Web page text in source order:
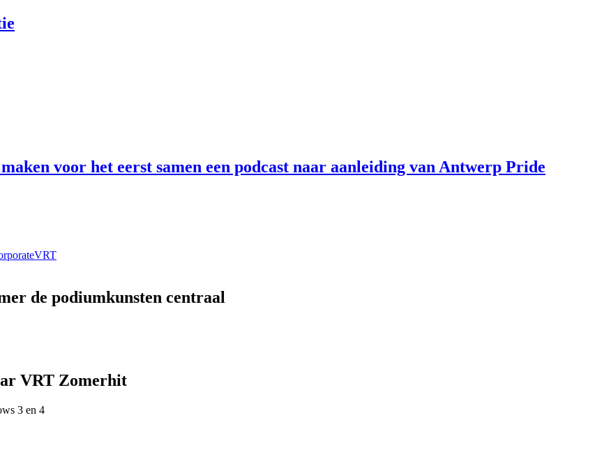
voor het eerst samen een podcast naar aanleiding van Antwerp Pride
VRT
de podiumkunsten centraal
VRT Zomerhit
3 en 4